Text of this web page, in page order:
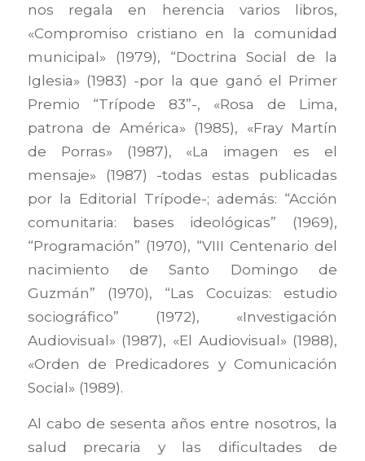
nos regala en herencia varios libros,
«Compromiso cristiano en la comunidad
municipal» (1979), “Doctrina Social de la
Iglesia» (1983) -por la que ganó el Primer
Premio “Trípode 83”-, «Rosa de Lima,
patrona de América» (1985), «Fray Martín
de Porras» (1987), «La imagen es el
mensaje» (1987) -todas estas publicadas
por la Editorial Trípode-; además: “Acción
comunitaria: bases ideológicas” (1969),
“Programación” (1970), “VIII Centenario del
nacimiento de Santo Domingo de
Guzmán” (1970), “Las Cocuizas: estudio
sociográfico” (1972), «Investigación
Audiovisual» (1987), «El Audiovisual» (1988),
«Orden de Predicadores y Comunicación
Social» (1989).
Al cabo de sesenta años entre nosotros, la
salud precaria y las dificultades de